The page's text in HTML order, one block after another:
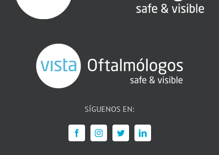
SÍGUENOS EN: